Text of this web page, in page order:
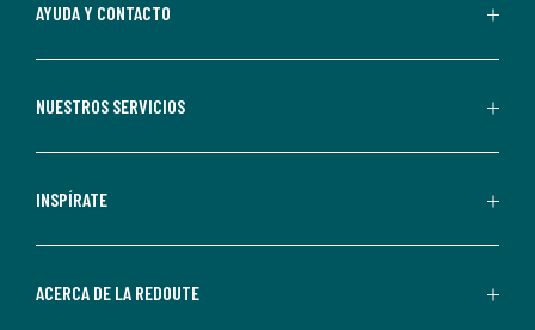
aceptas
comerciales
personalizadas
parte
AYUDA Y CONTACTO
NUESTROS SERVICIOS
INSPÍRATE
ACERCA DE LA REDOUTE